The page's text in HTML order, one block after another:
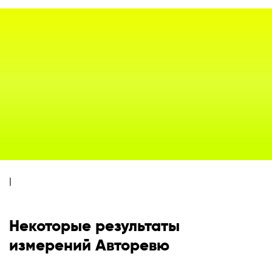
|
Некоторые результаты
измерений Авторевю